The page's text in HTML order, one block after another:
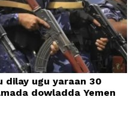
dilay ugu yaraan 30
dowladda Yemen